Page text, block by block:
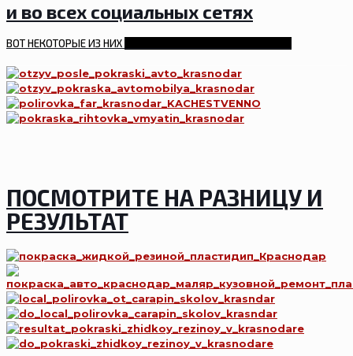
и во всех социальных сетях
ВОТ НЕКОТОРЫЕ ИЗ НИХ
ПОСМОТРИТЕ НА РАЗНИЦУ И
РЕЗУЛЬТАТ